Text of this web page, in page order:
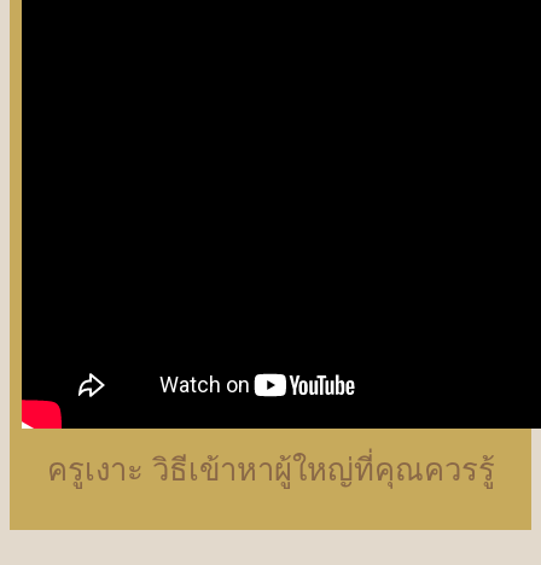
ครูเงาะ วิธีเข้าหาผู้ใหญ่ที่คุณควรรู้